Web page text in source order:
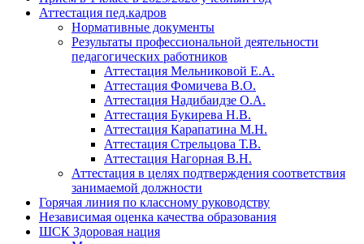
Аттестация пед.кадров
Нормативные документы
Результаты профессиональной деятельности
педагогических работников
Аттестация Мельниковой Е.А.
Аттестация Фомичева В.О.
Аттестация Надибаидзе О.А.
Аттестация Букирева Н.В.
Аттестация Карапатина М.Н.
Аттестация Стрельцова Т.В.
Аттестация Нагорная В.Н.
Аттестация в целях подтверждения соответствия
занимаемой должности
Горячая линия по классному руководству
Независимая оценка качества образования
ШСК Здоровая нация